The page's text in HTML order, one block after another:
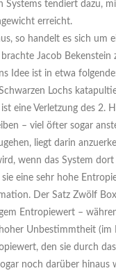
Systems tendiert dazu,
erreicht.
so handelt es sich um
Jacob
Idee ist in etwa
Lochs
eine Verletzung des
– viel öfter sogar
liegt darin
wenn das System
eine sehr hohe
Der Satz Zwölf
Entropiewert –
Unbestimmtheit (im
den sie durch
noch darüber